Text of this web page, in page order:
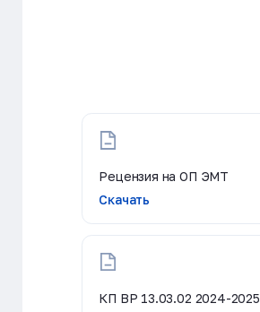
Рецензия на ОП ЭМТ
Скачать
КП ВР 13.03.02 2024-2025